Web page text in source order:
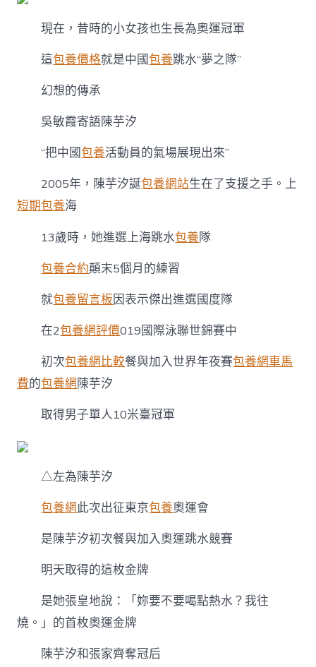
現在，昔時的小女孩也生長為奧運冠軍
這包養價格就是中國包養跳水“夢之隊”
幻想的傳承
吳敏霞寄語陳芋汐
“把中國包養活動員的氣場展現出來”
2005年，陳芋汐誕包養網站生在了支援之手。上
短期包養海
13歲時，她進選上海跳水包養隊
包養合約顛末5個月的練習
就包養留言板因表示傑出進選國度隊
在2包養網評價019國際泳聯世錦賽中
初次包養網比較餐與加入世界年夜賽包養網車馬
費的包養網陳芋汐
取得男子單人10米臺冠軍
△左為陳芋汐
包養網此次出征東京包養奧運會
是陳芋汐初次餐與加入奧運跳水競賽
明天取得的這枚金牌
是她張皇地說：「妳要不要喝點熱水？我往
燒。」的首枚奧運金牌
陳芋汐和張家齊奪冠后